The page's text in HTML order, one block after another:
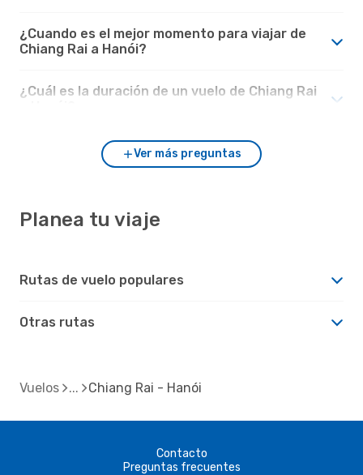
¿Cuando es el mejor momento para viajar de
Chiang Rai a Hanói?
¿Cuál es la duración de un vuelo de Chiang Rai
Ver más preguntas
Planea tu viaje
Rutas de vuelo populares
Otras rutas
Vuelos Chiang Rai - Hanói
Contacto
Preguntas frecuentes